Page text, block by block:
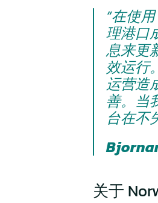
“在使
理港口
息来更
效运行
运营造
善。当
台在不
关于